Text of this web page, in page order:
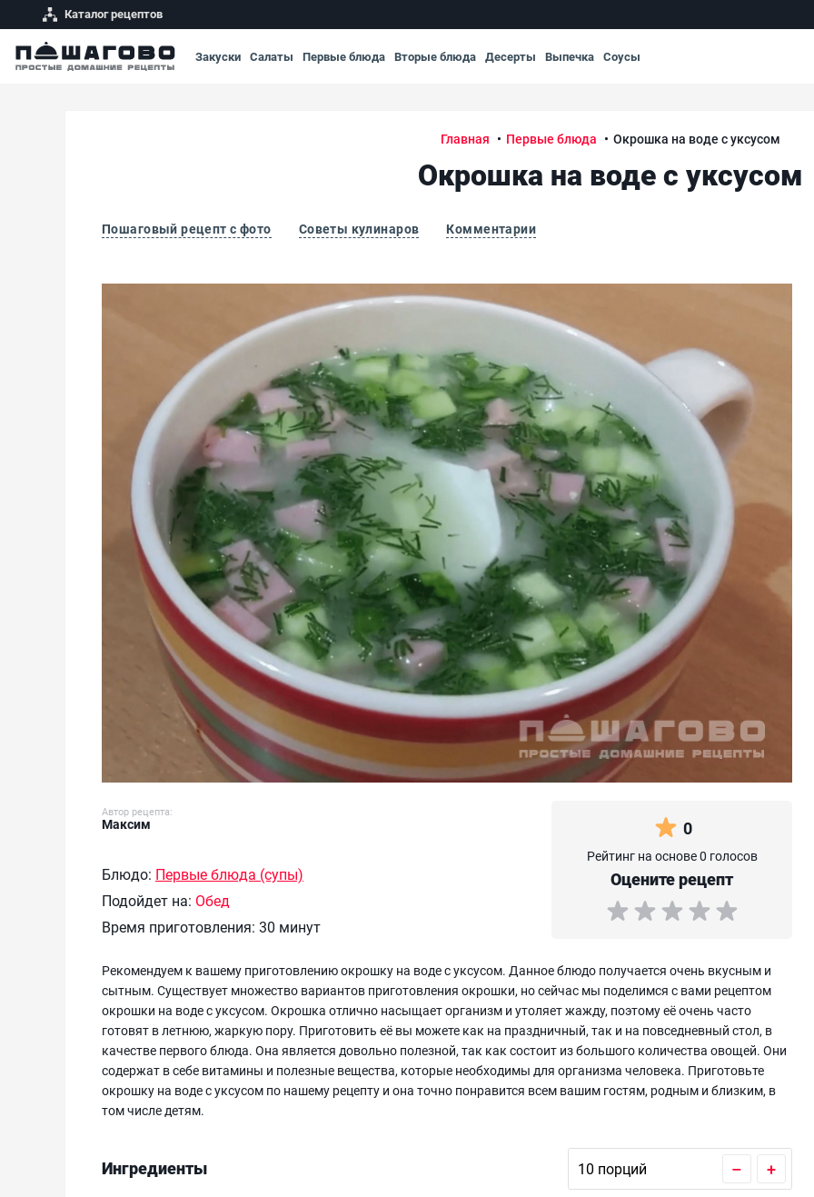
Каталог рецептов
Закуски Салаты Первые блюда Вторые блюда Десерты Выпечка Соусы
Главная Первые блюда Окрошка на воде с уксусом
Окрошка на воде с уксусом
Пошаговый рецепт с фото Советы кулинаров Комментарии
Автор рецепта:
Максим
Блюдо: Первые блюда (супы)
Подойдет на: Обед
Время приготовления: 30 минут
0
Рейтинг на основе 0 голосов
Оцените рецепт
Рекомендуем к вашему приготовлению окрошку на воде с уксусом. Данное блюдо получается очень вкусным и
сытным. Существует множество вариантов приготовления окрошки, но сейчас мы поделимся с вами рецептом
окрошки на воде с уксусом. Окрошка отлично насыщает организм и утоляет жажду, поэтому её очень часто
готовят в летнюю, жаркую пору. Приготовить её вы можете как на праздничный, так и на повседневный стол, в
качестве первого блюда. Она является довольно полезной, так как состоит из большого количества овощей. Они
содержат в себе витамины и полезные вещества, которые необходимы для организма человека. Приготовьте
окрошку на воде с уксусом по нашему рецепту и она точно понравится всем вашим гостям, родным и близким, в
том числе детям.
Ингредиенты – +